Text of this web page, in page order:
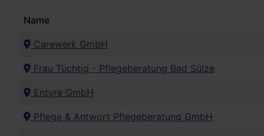
Name
Carewerk GmbH
Frau Tüchtig - Pflegeberatung Bad Sülze
Entyre GmbH
Pflege & Antwort Pflegeberatung GmbH